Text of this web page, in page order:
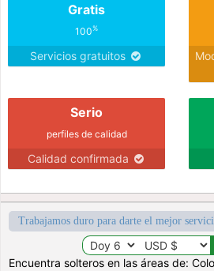
Gratis
100%
Servicios gratuitos
Serio
perfiles de calidad
Calidad confirmada
Trabajamos duro para darte el mejor
Encuentra solteros en las áreas de: